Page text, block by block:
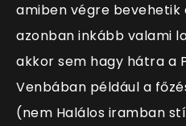
amiben végre bevehetik
azonban inkább valami
akkor sem hagy hátra a
Venbában például a
(nem Halálos iramban